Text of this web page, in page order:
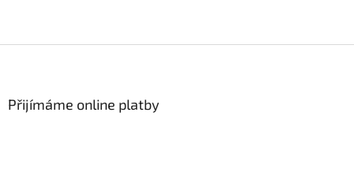
Přijímáme online platby